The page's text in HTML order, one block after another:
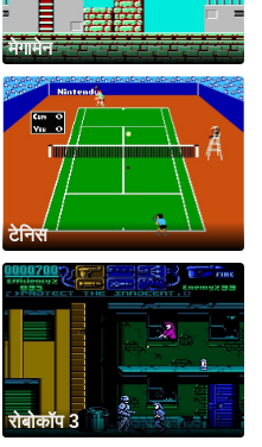
मेगामेन
टेनिस
रोबोकॉप 3